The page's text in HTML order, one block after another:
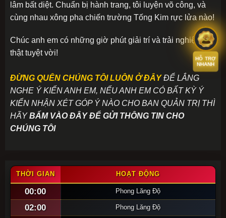
lâm bất diệt. Chuẩn bị hành trang, tôi luyện võ công, và
cùng nhau xông pha chiến trường Tống Kim rực lửa nào!
Chúc anh em có những giờ phút giải trí và trải nghiệm
thật tuyệt vời!
ĐỪNG QUÊN CHÚNG TÔI LUÔN Ở ĐÂYĐỂ LẮNG
NGHE Ý KIẾN ANH EM, NẾU ANH EM CÓ BẤT KỲ Ý
KIẾN NHẬN XÉT GÓP Ý NÀO CHO BAN QUẢN TRỊ THÌ
HÃY BẤM VÀO ĐÂY ĐỂ GỬI THÔNG TIN CHO
CHÚNG TÔI
THỜI GIAN HOẠT ĐỘNG
00:00 Phong Lăng Độ
02:00 Phong Lăng Độ
HỖ TRỢ
NHANH